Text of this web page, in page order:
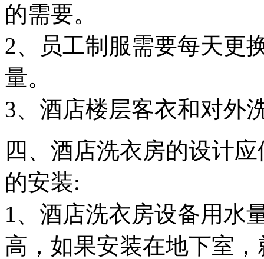
的需要。
2、员工制服需要每天更
量。
3、酒店楼层客衣和对外
四、酒店洗衣房的设计
的安装:
1、酒店洗衣房设备用水
高，如果安装在地下室